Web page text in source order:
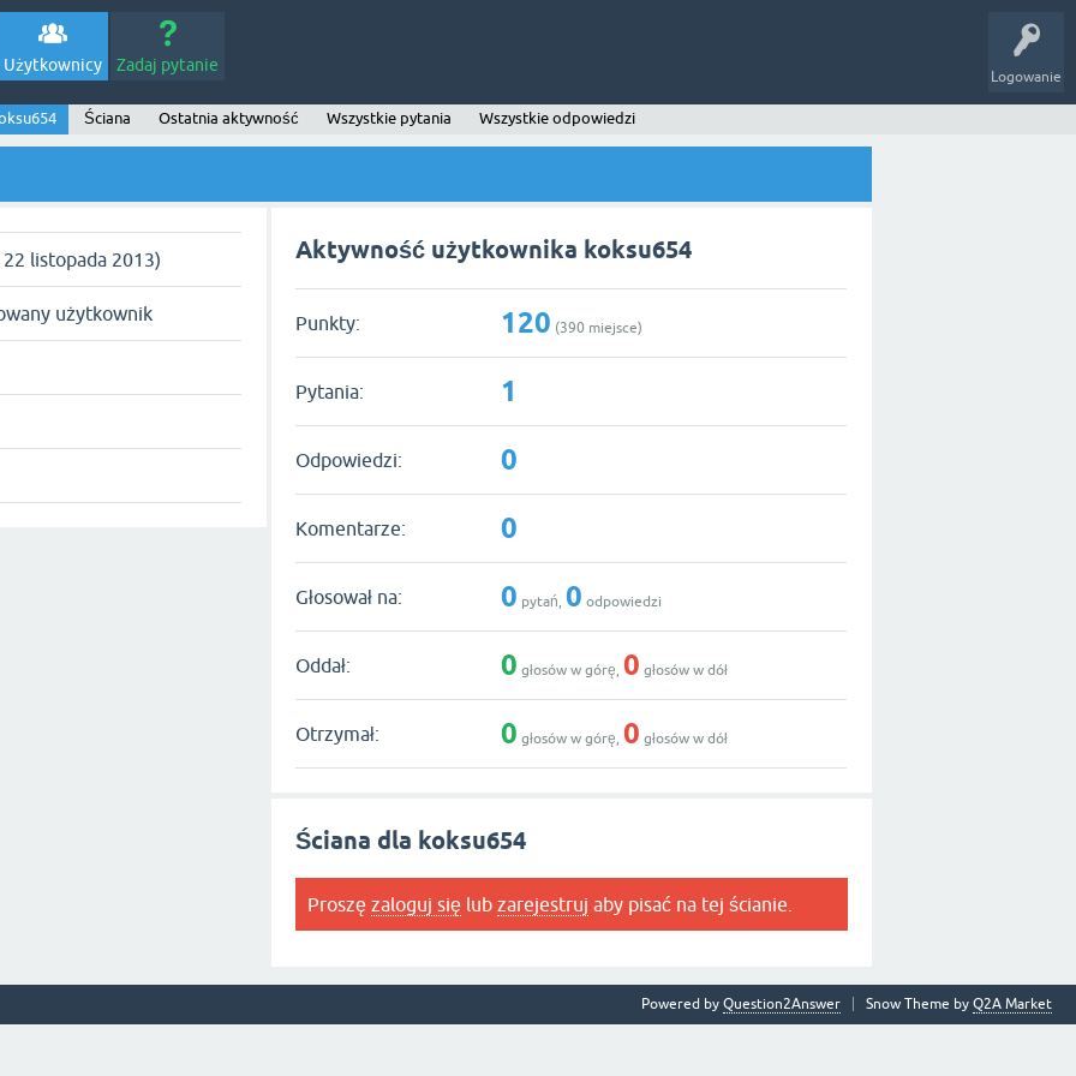
Logowanie
Użytkownicy Zadaj pytanie
Ściana Ostatnia aktywność Wszystkie pytania Wszystkie odpowiedzi
listopada 2013)
użytkownik
Aktywność użytkownika koksu654
Punkty: 120 (390 miejsce)
Pytania: 1
Odpowiedzi: 0
Komentarze: 0
Głosował na: 0 pytań,0 odpowiedzi
Oddał: 0 głosów w górę,0 głosów w dół
Otrzymał: 0 głosów w górę,0 głosów w dół
Ściana dla koksu654
Proszęzaloguj się lubzarejestruj aby pisać na tej ścianie.
Snow Theme by Q2A Market
Powered by Question2Answer